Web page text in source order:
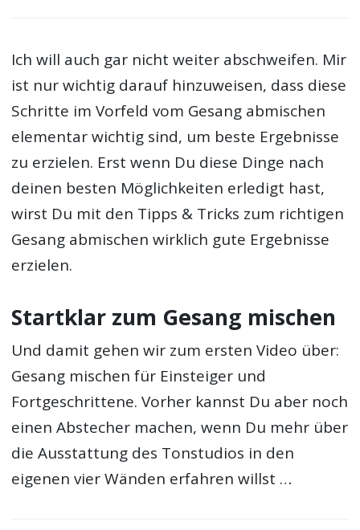
Ich will auch gar nicht weiter abschweifen. Mir
ist nur wichtig darauf hinzuweisen, dass diese
Schritte im Vorfeld vom Gesang abmischen
elementar wichtig sind, um beste Ergebnisse
zu erzielen. Erst wenn Du diese Dinge nach
deinen besten Möglichkeiten erledigt hast,
wirst Du mit den Tipps & Tricks zum richtigen
Gesang abmischen wirklich gute Ergebnisse
erzielen.
Startklar zum Gesang mischen
Und damit gehen wir zum ersten Video über:
Gesang mischen für Einsteiger und
Fortgeschrittene. Vorher kannst Du aber noch
einen Abstecher machen, wenn Du mehr über
die Ausstattung des Tonstudios in den
eigenen vier Wänden erfahren willst …
Coole Thomann Angebote ab 4.8.